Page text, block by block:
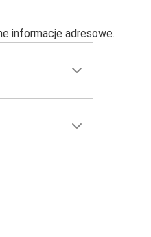
informacje adresowe.